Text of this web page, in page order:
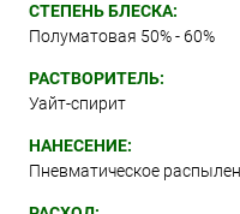
СТЕПЕНЬ БЛЕСКА:
Полуматовая 50% - 60%
РАСТВОРИТЕЛЬ:
Уайт-спирит
НАНЕСЕНИЕ:
Пневматическое